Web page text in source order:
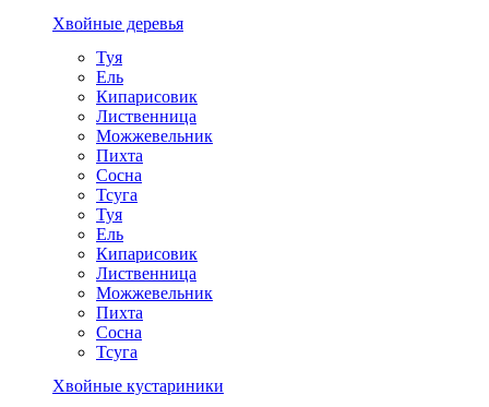
Хвойные деревья
Туя
Ель
Кипарисовик
Лиственница
Можжевельник
Пихта
Сосна
Тсуга
Туя
Ель
Кипарисовик
Лиственница
Можжевельник
Пихта
Сосна
Тсуга
Хвойные кустариники